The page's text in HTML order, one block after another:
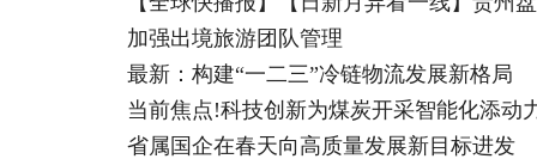
加强出境旅游团队管理
最新：构建“一二三”冷链物流发展新格局
当前焦点!科技创新为煤炭开采智能化添动
省属国企在春天向高质量发展新目标进发